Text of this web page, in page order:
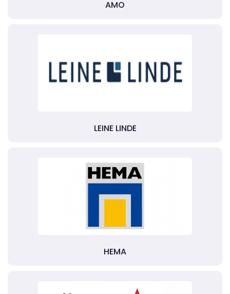
AMO
LEINE LINDE
HEMA